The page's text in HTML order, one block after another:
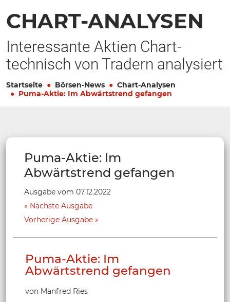
CHART-ANALYSEN
Interessante Aktien Chart-
technisch von Tradern analysiert
Startseite Börsen-News
Chart-Analysen
Puma-Aktie: Im Abwärtstrend gefangen
Puma-Aktie: Im
Abwärtstrend gefangen
Ausgabe vom 07.12.2022
Nächste Ausgabe
Vorherige Ausgabe
Puma-Aktie: Im
Abwärtstrend gefangen
von Manfred Ries